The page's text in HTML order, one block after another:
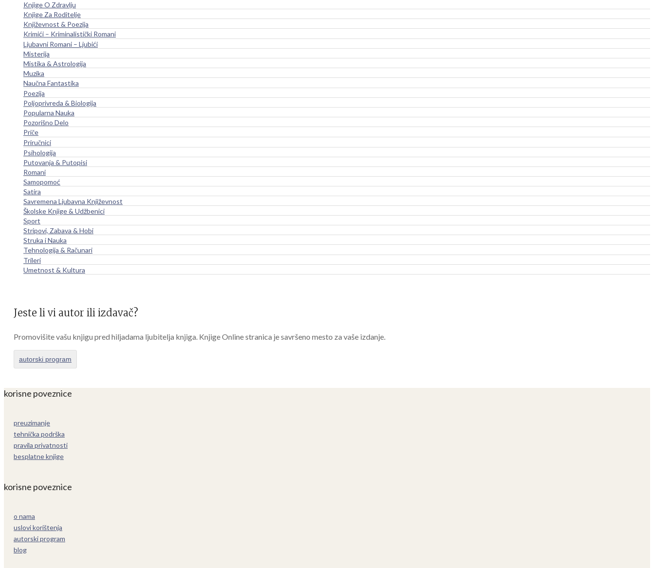
Knjige O Zdravlju
Knjige Za Roditelje
Književnost & Poezija
Krimići – Kriminalistički Romani
Ljubavni Romani – Ljubići
Misterija
Mistika & Astrologija
Muzika
Naučna Fantastika
Poezija
Poljoprivreda & Biologija
Popularna Nauka
Pozorišno Delo
Priče
Priručnici
Psihologija
Putovanja & Putopisi
Romani
Samopomoć
Satira
Savremena Ljubavna Književnost
Školske Knjige & Udžbenici
Sport
Stripovi, Zabava & Hobi
Struka i Nauka
Tehnologija & Računari
Trileri
Umetnost & Kultura
Jeste li vi autor ili izdavač?
Promovišite vašu knjigu pred hiljadama ljubitelja knjiga. Knjige Online stranica je savršeno mesto za vaše izdanje.
autorski program
korisne poveznice
preuzimanje
tehnička podrška
pravila privatnosti
besplatne knjige
korisne poveznice
o nama
uslovi korištenja
autorski program
blog